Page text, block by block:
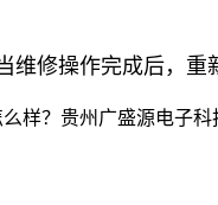
操作完成后，重
？贵州广盛源电子